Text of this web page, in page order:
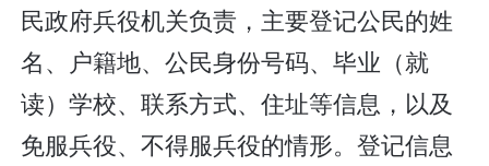
民政府兵役机关负责，主要登记公民的姓
名、户籍地、公民身份号码、毕业（就
读）学校、联系方式、住址等信息，以及
免服兵役、不得服兵役的情形。登记信息